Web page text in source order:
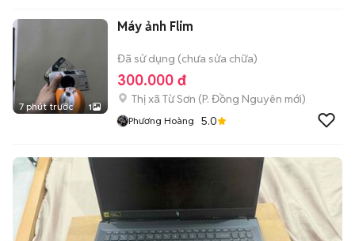
7 phút trước 1
Máy ảnh Flim
Đã sử dụng (chưa sửa chữa)
300.000 đ
Thị xã Từ Sơn (P. Đồng Nguyên mới)
Phương Hoàng 5.0